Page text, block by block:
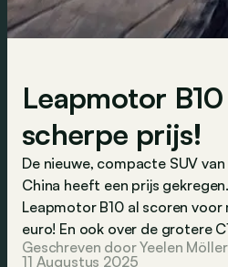
Leapmotor
scherpe prijs!
De nieuwe, compacte SUV
China heeft een prijs
Leapmotor B10 al scoren
euro! En ook over de grotere
Geschreven door Yeelen Möller
11 Augustus 2025